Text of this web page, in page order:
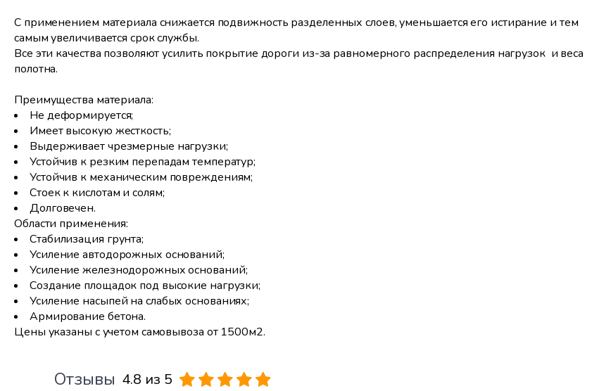
С применением материала снижается подвижность разделенных слоев, уменьшается его истирание и тем
самым увеличивается срок службы.
Все эти качества позволяют усилить покрытие дороги из-за равномерного распределения нагрузок и веса
полотна.
Преимущества материала:
Не деформируется;
Имеет высокую жесткость;
Выдерживает чрезмерные нагрузки;
Устойчив к резким перепадам температур;
Устойчив к механическим повреждениям;
Стоек к кислотам и солям;
Долговечен.
Области применения:
Стабилизация грунта;
Усиление автодорожных оснований;
Усиление железнодорожных оснований;
Создание площадок под высокие нагрузки;
Усиление насыпей на слабых основаниях;
Армирование бетона.
Цены указаны с учетом самовывоза от 1500м2.
Отзывы 4.8 из 5